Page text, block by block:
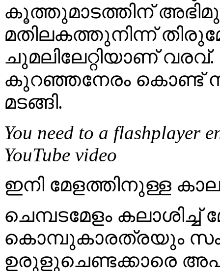
കൂത്തുമാടത്തിന്
മതിലകത്തുനിന്ന്
ചുമലിലേറ്റിയാണ്
കുറഞ്ഞനേരം കൊണ്ട്
മടങ്ങി.
You need to a flashplayer
YouTube video
ഇനി മേളത്തിനുള്ള
ചെമ്പടമേളം കലാശിച്ച്
കൊമ്പുകാരത്രയും
ഉരുളുചെണ്ടക്കാരെ